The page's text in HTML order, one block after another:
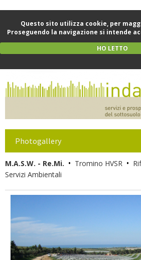
Questo sito utilizza cookie, per
Proseguendo la navigazione si intende
HO LETTO
Photogallery
M.A.S.W. - Re.Mi. • Tromino HVSR •
Servizi Ambientali